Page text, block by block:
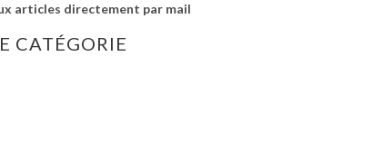
articles directement par mail
CATÉGORIE